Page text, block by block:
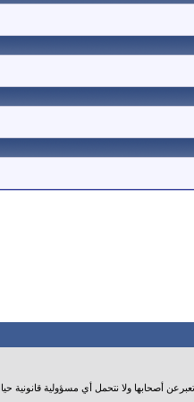
تعبرعن أصحابها ولا نتحمل أي مسؤولية